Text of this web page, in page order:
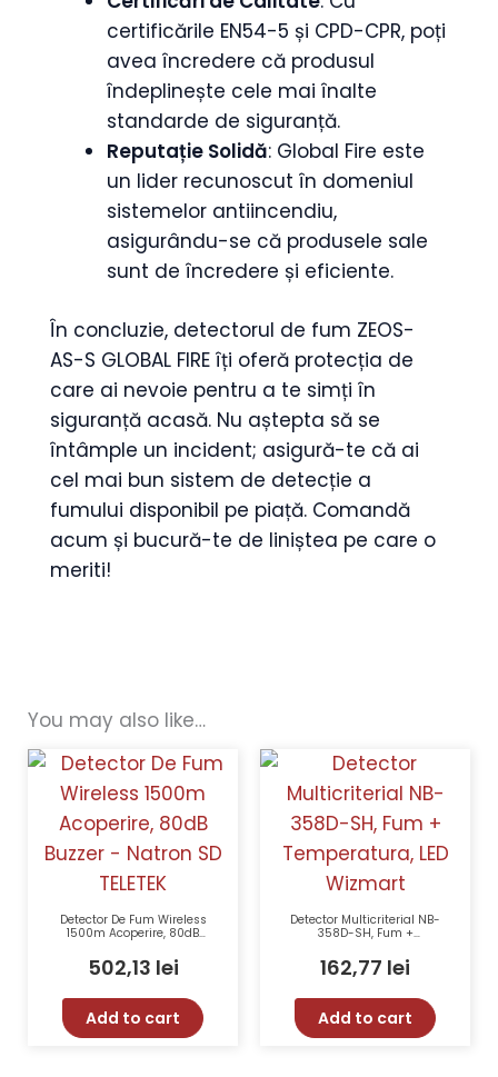
certificările EN54-5 și CPD-CPR, poți
avea încredere că produsul
îndeplinește cele mai înalte
standarde de siguranță.
Reputație Solidă: Global Fire este
un lider recunoscut în domeniul
sistemelor antiincendiu,
asigurându-se că produsele sale
sunt de încredere și eficiente.
În concluzie, detectorul de fum ZEOS-
AS-S GLOBAL FIRE îți oferă protecția de
care ai nevoie pentru a te simți în
siguranță acasă. Nu aștepta să se
întâmple un incident; asigură-te că ai
cel mai bun sistem de detecție a
fumului disponibil pe piață. Comandă
acum și bucură-te de liniștea pe care o
meriti!
You may also like…
Detector De Fum Wireless
1500m Acoperire, 80dB
502,13 lei
Add to cart
Detector Multicriterial NB-
358D-SH, Fum +
162,77 lei
Add to cart